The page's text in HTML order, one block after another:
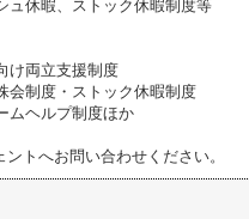
ュ休暇、ストック休暇制度等
け両立支援制度
会制度・ストック休暇制度
ムヘルプ制度ほか
トへお問い合わせください。